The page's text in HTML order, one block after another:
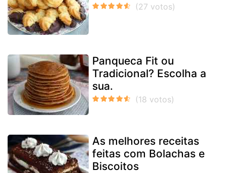
Panqueca Fit ou
Tradicional? Escolha a
sua.
As melhores receitas
feitas com Bolachas e
Biscoitos